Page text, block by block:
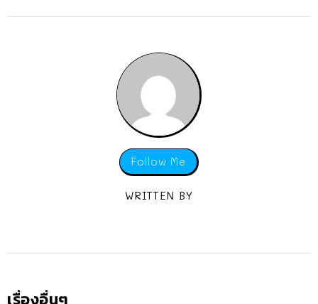
Follow Me
WRITTEN BY
เรื่องอื่นๆ